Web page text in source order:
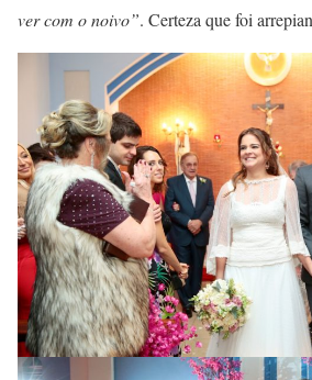
ver com o noivo”. Certeza que foi